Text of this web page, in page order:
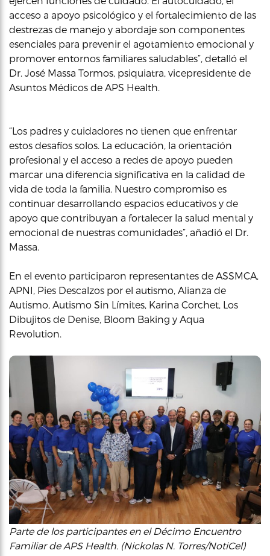
acceso a apoyo psicológico y el fortalecimiento de las
destrezas de manejo y abordaje son componentes
esenciales para prevenir el agotamiento emocional y
promover entornos familiares saludables”, detalló el
Dr. José Massa Tormos, psiquiatra, vicepresidente de
Asuntos Médicos de APS Health.
“Los padres y cuidadores no tienen que enfrentar
estos desafíos solos. La educación, la orientación
profesional y el acceso a redes de apoyo pueden
marcar una diferencia significativa en la calidad de
vida de toda la familia. Nuestro compromiso es
continuar desarrollando espacios educativos y de
apoyo que contribuyan a fortalecer la salud mental y
emocional de nuestras comunidades”, añadió el Dr.
Massa.
En el evento participaron representantes de ASSMCA,
APNI, Pies Descalzos por el autismo, Alianza de
Autismo, Autismo Sin Límites, Karina Corchet, Los
Dibujitos de Denise, Bloom Baking y Aqua
Revolution.
Parte de los participantes en el Décimo Encuentro
Familiar de APS Health. (Nickolas N. Torres/NotiCel)